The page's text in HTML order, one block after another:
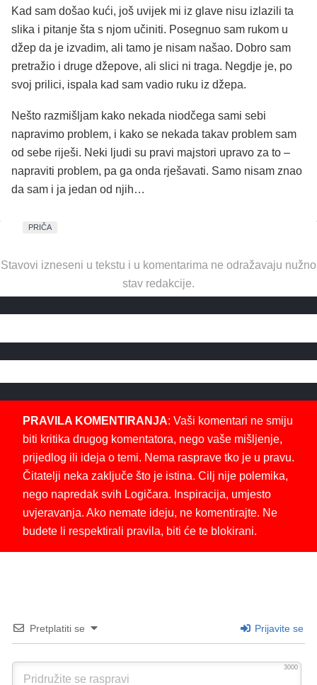
Kad sam došao kući, još uvijek mi iz glave nisu izlazili ta
slika i pitanje šta s njom učiniti. Posegnuo sam rukom u
džep da je izvadim, ali tamo je nisam našao. Dobro sam
pretražio i druge džepove, ali slici ni traga. Negdje je, po
svoj prilici, ispala kad sam vadio ruku iz džepa.
Nešto razmišljam kako nekada niodčega sami sebi
napravimo problem, i kako se nekada takav problem sam
od sebe riješi. Neki ljudi su pravi majstori upravo za to –
napraviti problem, pa ga onda rješavati. Samo nisam znao
da sam i ja jedan od njih…
PRIČA
Stavovi izneseni u tekstu i u komentarima ne odražavaju nužno
stav redakcije.
PRAVILA KOMENTIRANJA: Vaši komentari ne smiju
biti kritika drugog komentatora, nego vaše mišljenje,
prijedlog ili ideja o temi. Nema rasprave tko je u pravu.
Čitatelji neka zaključe što je istina. Cilj nije polemika,
nego napredak svih Logičara. Inspiracija, umjesto
uvjeravanja. Ako nemate ideju, ne komentirajte. Ne
budete li respektirali pravila, biti će te blokirani.
Pretplatiti se Prijavite se
3000